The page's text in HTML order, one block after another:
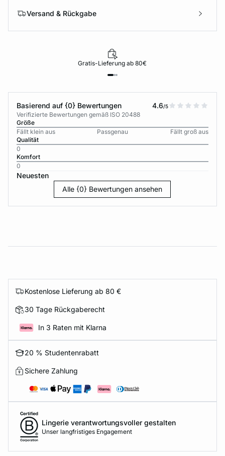
Versand & Rückgabe
Gratis-Lieferung ab 80€
Basierend auf {0} Bewertungen 4.6/5
Verifizierte Bewertungen gemäß ISO 20488
Größe
Fällt klein aus
Passgenau
Fällt groß aus
Qualität
0
Komfort
0
Neuesten
Alle {0} Bewertungen ansehen
Kostenlose Lieferung ab 80 €
30 Tage Rückgaberecht
In 3 Raten mit Klarna
20 % Studentenrabatt
Sichere Zahlung
Lingerie verantwortungsvoller gestalten
Unser langfristiges Engagement